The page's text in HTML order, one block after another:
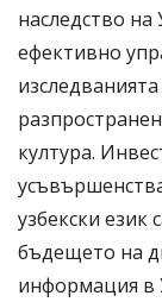
наследство на
ефективно
култура.
узбекски език
бъдещето на
информация в